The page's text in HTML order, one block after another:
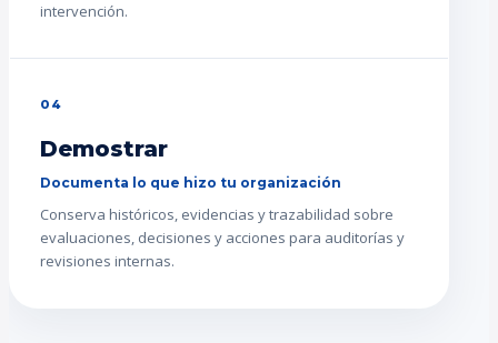
intervención.
04
Demostrar
Documenta lo que hizo tu organización
Conserva históricos, evidencias y trazabilidad sobre
evaluaciones, decisiones y acciones para auditorías y
revisiones internas.